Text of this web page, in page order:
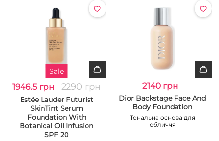
Sale
1946.5 грн 2290 грн
Estée Lauder Futurist
SkinTint Serum
Foundation With
Botanical Oil Infusion
SPF 20
2140 грн
Dior Backstage Face And
Body Foundation
Тональна основа для
обличчя